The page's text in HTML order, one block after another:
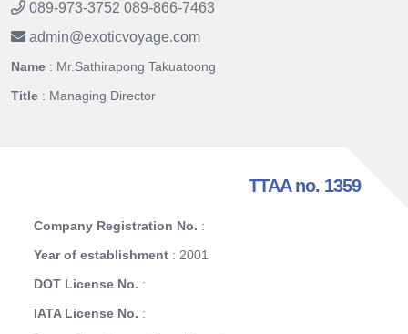
089-973-3752 089-866-7463
admin@exoticvoyage.com
Name : Mr.Sathirapong Takuatoong
Title : Managing Director
TTAA no. 1359
Company Registration No. :
Year of establishment : 2001
DOT License No. :
IATA License No. :